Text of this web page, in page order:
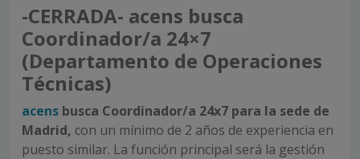
-CERRADA- acens busca
Coordinador/a 24×7
(Departamento de Operaciones
Técnicas)
acens busca Coordinador/a 24x7 para la sede de
Madrid, con un mínimo de 2 años de experiencia en
puesto similar. La función principal será la gestión